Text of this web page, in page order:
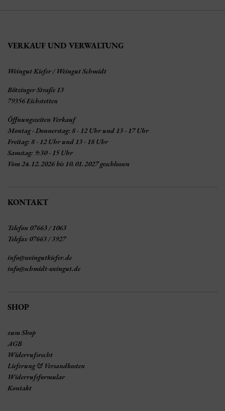
VERKAUF UND VERWALTUNG
Weingut Kiefer / Weingut Schmidt
Bötzinger Straße 13
79356 Eichstetten
Öffnungszeiten Verkauf
Montag - Donnerstag: 8 - 12 Uhr und 13 - 17 Uhr
Freitag: 8 - 12 Uhr und 13 - 18 Uhr
Samstag: 9:30 - 15 Uhr
Vom 24.12.2026 bis 10.01.2027 geschlossen
KONTAKT
Telefon 07663 / 1063
Telefax 07663 / 3927
info@weingutkiefer.de
info@schmidt-weingut.de
SHOP
zum Shop
AGB
Widerrufsrecht
Lieferung & Versandkosten
Widerrufsformular
Kontakt